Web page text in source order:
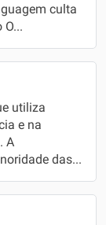
culta
utiliza
e na
A
das...